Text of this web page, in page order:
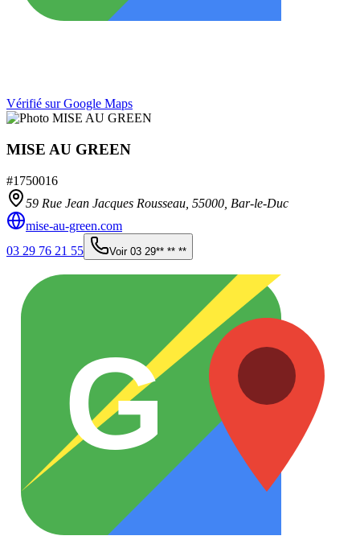
Vérifié sur Google Maps
MISE AU GREEN
#1750016
59 Rue Jean Jacques Rousseau, 55000 Bar-le-Duc
mise-au-green.com
03 29 76 21 55
Voir 03 29** ** **
G